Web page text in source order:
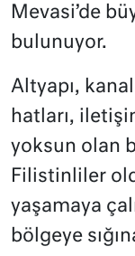
Mevasi’de
bulunuyor.
Altyapı,
hatları,
yoksun olan
Filistinliler
yaşamaya
bölgeye